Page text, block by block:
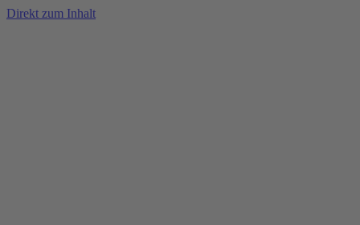
Direkt zum Inhalt